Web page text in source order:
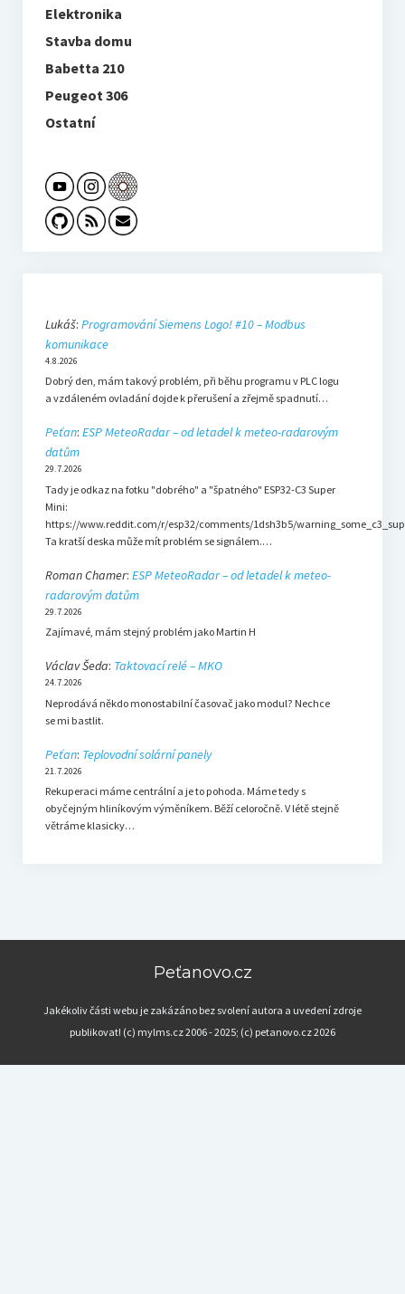
Elektronika
Stavba domu
Babetta 210
Peugeot 306
Ostatní
Lukáš: Programování Siemens Logo! #10 – Modbus
komunikace
4.8.2026
Dobrý den, mám takový problém, při běhu programu v PLC logu
a vzdáleném ovladání dojde k přerušení a zřejmě spadnutí…
Peťan: ESP MeteoRadar – od letadel k meteo-radarovým
datům
29.7.2026
Tady je odkaz na fotku "dobrého" a "špatného" ESP32-C3 Super
Mini:
https://www.reddit.com/r/esp32/comments/1dsh3b5/
Ta kratší deska může mít problém se signálem.…
Roman Chamer: ESP MeteoRadar – od letadel k meteo-
radarovým datům
29.7.2026
Zajímavé, mám stejný problém jako Martin H
Václav Šeda: Taktovací relé – MKO
24.7.2026
Neprodává někdo monostabilní časovač jako modul? Nechce
se mi bastlit.
Peťan: Teplovodní solární panely
21.7.2026
Rekuperaci máme centrální a je to pohoda. Máme tedy s
obyčejným hliníkovým výměníkem. Běží celoročně. V létě stejně
větráme klasicky…
Peťanovo.cz
Jakékoliv části webu je zakázáno bez svolení autora a uvedení zdroje
publikovat! (c) mylms.cz 2006 - 2025; (c) petanovo.cz 2026